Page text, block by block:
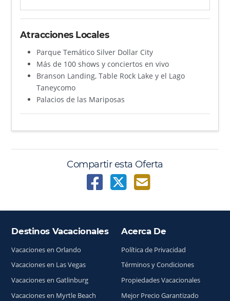
Atracciones Locales
Parque Temático Silver Dollar City
Más de 100 shows y conciertos en vivo
Branson Landing, Table Rock Lake y el Lago
Taneycomo
Palacios de las Mariposas
Compartir esta Oferta
Índice del sitio
Destinos Vacacionales
Vacaciones en Orlando
Vacaciones en Las Vegas
Vacaciones en Gatlinburg
Vacaciones en Myrtle Beach
Acerca De
Política de Privacidad
Términos y Condiciones
Propiedades Vacacionales
Mejor Precio Garantizado